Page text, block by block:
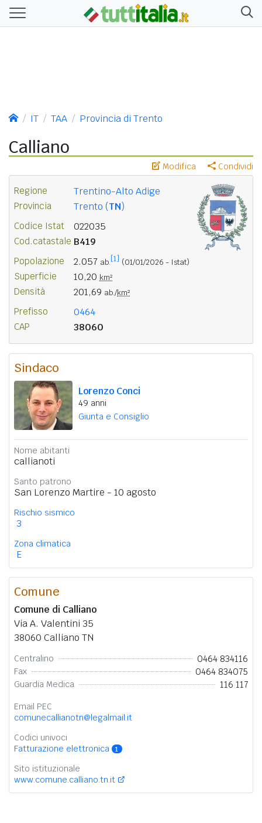
IT TAA Provincia di Trento
Calliano
Modifica Condividi
Regione Trentino-Alto Adige
Provincia Trento (TN)
Codice Istat 022035
Cod.catastale B419
Popolazione 2.057 ab. [1] (01/01/2026 - Istat)
Superficie 10,20 km²
Densità 201,69 ab./km²
Prefisso 0464
CAP 38060
Sindaco
Lorenzo Conci
49 anni
Giunta e Consiglio
Nome abitanti
callianoti
Santo patrono
San Lorenzo Martire - 10 agosto
Rischio sismico
3
Zona climatica
E
Comune
Comune di Calliano
Via A. Valentini 35
38060 Calliano TN
Centralino 0464 834116
Fax 0464 834075
Guardia Medica 116 117
Email PEC
comunecallianotn@legalmail.it
Codici univoci
Fatturazione elettronica
1
Sito istituzionale
www.comune.calliano.tn.it